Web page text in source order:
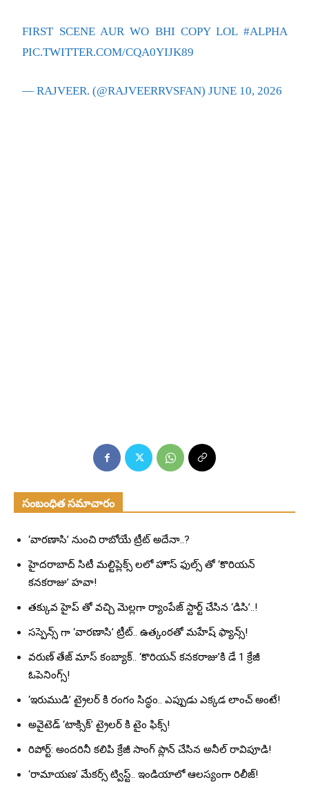
FIRST SCENE AUR WO BHI COPY LOL #ALPHA
PIC.TWITTER.COM/CQA0YIJK89
— RAJVEER. (@RAJVEERRVSFAN)JUNE 10, 2026
సంబంధిత సమాచారం
‘వారణాసి’ నుంచి రాబోయే ట్రీట్ అదేనా..?
హైదరాబాద్ సిటీ మల్టిప్లెక్స్ లలో హౌస్ ఫుల్స్ తో ‘కొరియన్
కనకరాజు’ హవా!
తక్కువ హైప్ తో వచ్చి మెల్లగా ర్యాంపేజ్ స్టార్ట్ చేసిన ‘డిసి’..!
సస్పెన్స్ గా ‘వారణాసి’ ట్రీట్.. ఉత్కంఠతో మహేష్ ఫ్యాన్స్!
వరుణ్ తేజ్ మాస్ కంబ్యాక్.. ‘కొరియన్ కనకరాజు’కి డే 1 క్రేజీ
ఓపెనింగ్స్!
‘ఇరుముడి’ ట్రైలర్ కి రంగం సిద్ధం.. ఎప్పుడు ఎక్కడ లాంచ్ అంటే!
అవైటెడ్ ‘టాక్సిక్’ ట్రైలర్ కి టైం ఫిక్స్!
రిపోర్ట్: అందరినీ కలిపి క్రేజీ సాంగ్ ప్లాన్ చేసిన అనీల్ రావిపూడి!
‘రామాయణ’ మేకర్స్ ట్విస్ట్.. ఇండియాలో ఆలస్యంగా రిలీజ్!